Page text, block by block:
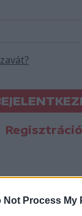
Not Process My
Regisztráció